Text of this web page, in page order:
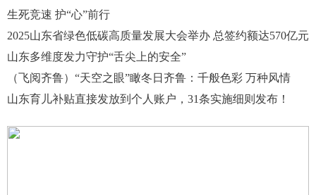
生死竞速 护“心”前行
2025山东省绿色低碳高质量发展大会举办 总签约额达570亿元
山东多维度发力守护“舌尖上的安全”
（飞阅齐鲁）“天空之眼”瞰冬日齐鲁：千般色彩 万种风情
山东育儿补贴直接发放到个人账户，31条实施细则发布！